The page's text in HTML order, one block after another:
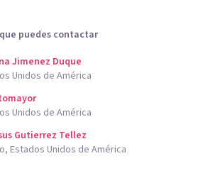
puedes contactar
Jimenez Duque
Unidos de América
Unidos de América
Gutierrez Tellez
Estados Unidos de América